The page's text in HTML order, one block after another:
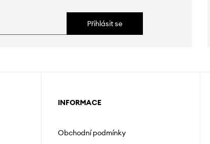
Přihlásit se
INFORMACE
Obchodní podmínky